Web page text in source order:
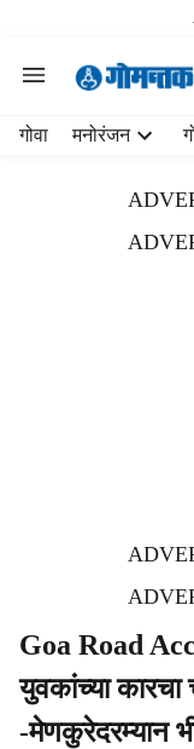
गोवा मनोरंजन
Goa Road
युवकांच्या
-मेणकुरेदरम्यान